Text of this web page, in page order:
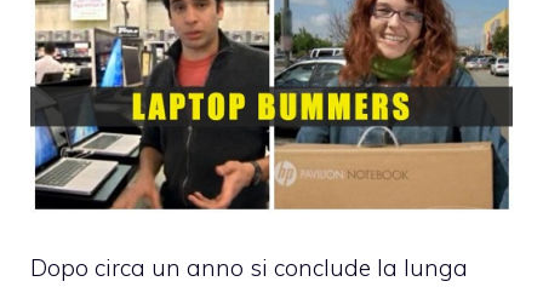
Dopo circa un anno si conclude la lunga